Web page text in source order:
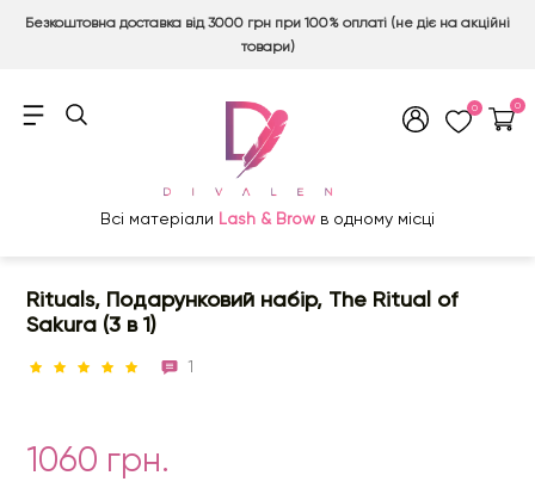
Безкоштовна доставка від 3000 грн при 100% оплаті (не діє на акційні
товари)
0 0
Всі матеріали Lash & Brow в одному місці
Rituals, Подарунковий набір, The Ritual of
Sakura (3 в 1)
1
1060 грн.